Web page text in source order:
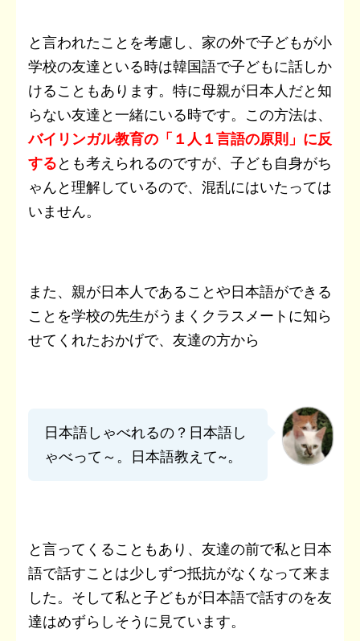
と言われたことを考慮し、家の外で子どもが小
学校の友達といる時は韓国語で子どもに話しか
けることもあります。特に母親が日本人だと知
らない友達と一緒にいる時です。この方法は、
バイリンガル教育の「１人１言語の原則」に反
するとも考えられるのですが、子ども自身がち
ゃんと理解しているので、混乱にはいたっては
いません。
また、親が日本人であることや日本語ができる
ことを学校の先生がうまくクラスメートに知ら
せてくれたおかげで、友達の方から
日本語しゃべれるの？日本語し
ゃべって～。日本語教えて~。
と言ってくることもあり、友達の前で私と日本
語で話すことは少しずつ抵抗がなくなって来ま
した。そして私と子どもが日本語で話すのを友
達はめずらしそうに見ています。